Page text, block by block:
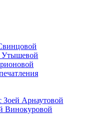
Утышевой
Зоей Арнаутовой
Винокуровой